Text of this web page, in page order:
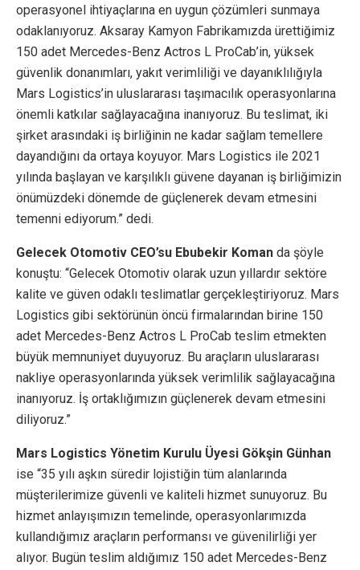
operasyonel ihtiyaçlarına en uygun çözümleri sunmaya
odaklanıyoruz. Aksaray Kamyon Fabrikamızda ürettiğimiz
150 adet Mercedes-Benz Actros L ProCab’in, yüksek
güvenlik donanımları, yakıt verimliliği ve dayanıklılığıyla
Mars Logistics’in uluslararası taşımacılık operasyonlarına
önemli katkılar sağlayacağına inanıyoruz. Bu teslimat, iki
şirket arasındaki iş birliğinin ne kadar sağlam temellere
dayandığını da ortaya koyuyor. Mars Logistics ile 2021
yılında başlayan ve karşılıklı güvene dayanan iş birliğimizin
önümüzdeki dönemde de güçlenerek devam etmesini
temenni ediyorum.” dedi.
Gelecek Otomotiv CEO’su Ebubekir Koman da şöyle
konuştu: “Gelecek Otomotiv olarak uzun yıllardır sektöre
kalite ve güven odaklı teslimatlar gerçekleştiriyoruz. Mars
Logistics gibi sektörünün öncü firmalarından birine 150
adet Mercedes-Benz Actros L ProCab teslim etmekten
büyük memnuniyet duyuyoruz. Bu araçların uluslararası
nakliye operasyonlarında yüksek verimlilik sağlayacağına
inanıyoruz. İş ortaklığımızın güçlenerek devam etmesini
diliyoruz.”
Mars Logistics Yönetim Kurulu Üyesi Gökşin Günhan
ise “35 yılı aşkın süredir lojistiğin tüm alanlarında
müşterilerimize güvenli ve kaliteli hizmet sunuyoruz. Bu
hizmet anlayışımızın temelinde, operasyonlarımızda
kullandığımız araçların performansı ve güvenilirliği yer
alıyor. Bugün teslim aldığımız 150 adet Mercedes-Benz